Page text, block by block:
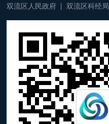
双流区人民政府
双流区科经局